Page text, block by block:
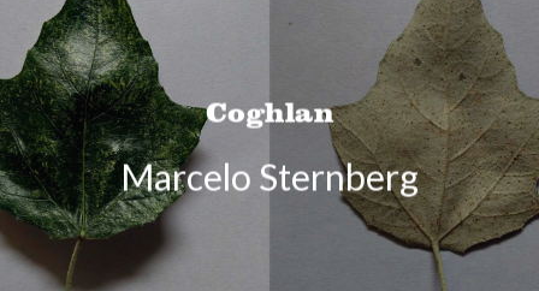
Coghlan
Marcelo Sternberg